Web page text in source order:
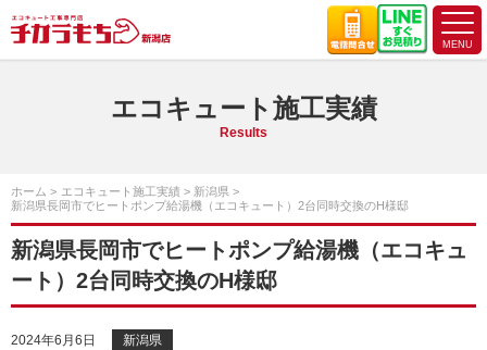
エコキュート施工実績
Results
ホーム エコキュート施工実績
新潟県
新潟県長岡市でヒートポンプ給湯機（エコキュート）2台同時交換のH様邸
新潟県長岡市でヒートポンプ給湯機（エコキュ
ート）2台同時交換のH様邸
2024年6月6日 新潟県